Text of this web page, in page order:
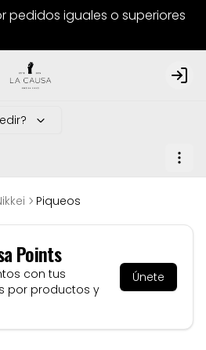
pedidos iguales o superiores
Piqueos
Points
con tus
por productos y
Únete